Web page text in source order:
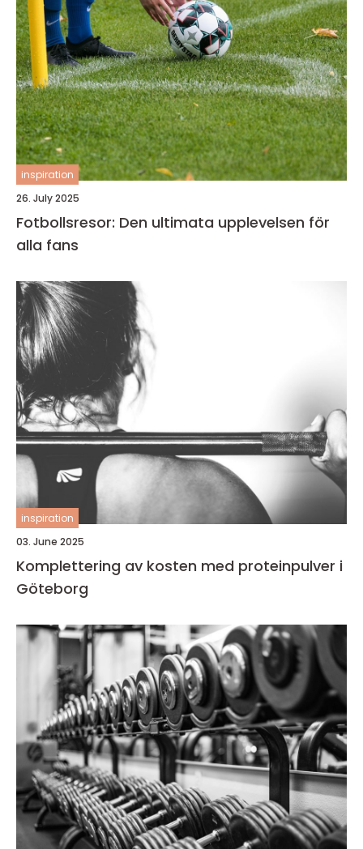
inspiration
26. July 2025
Fotbollsresor: Den ultimata upplevelsen för
alla fans
inspiration
03. June 2025
Komplettering av kosten med proteinpulver i
Göteborg